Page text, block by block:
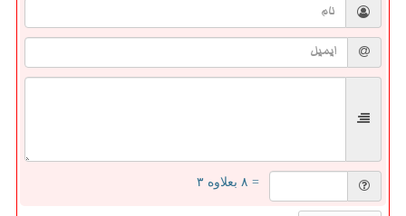
= ۸ بعلاوه ۳